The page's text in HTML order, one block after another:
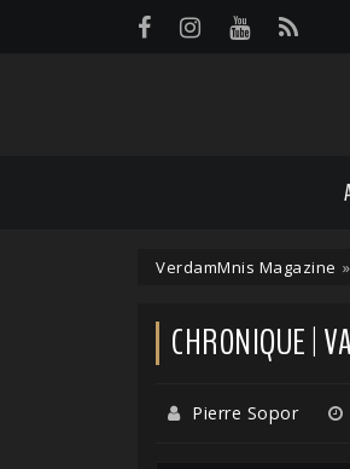
VerdamMnis Magazine »
CHRONIQUE |
Pierre Sopor
Panneau de gestion des cookies